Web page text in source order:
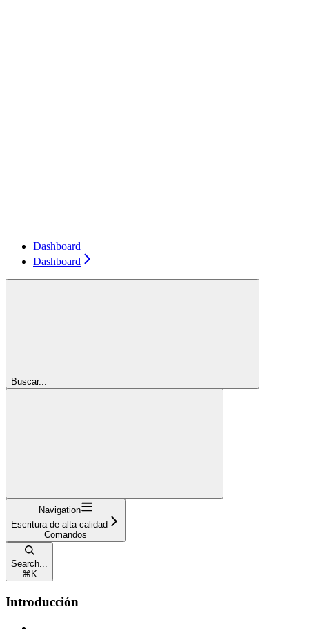
Dashboard
Dashboard
Buscar...
Navigation
Escritura de alta calidad
Comandos
Search...
⌘ K
Introducción